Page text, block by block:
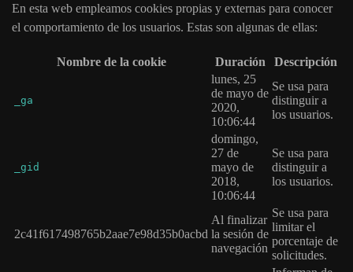
En esta web empleamos cookies propias y externas para conocer
el comportamiento de los usuarios. Estas son algunas de ellas:
Nombre de la cookie Duración Descripción
_ga
lunes, 25
de mayo de
2020,
10:06:44
Se usa para
distinguir a
los usuarios.
_gid
domingo,
27 de
mayo de
2018,
10:06:44
Se usa para
distinguir a
los usuarios.
2c41f617498765b2aae7e98d35b0acbd
Al finalizar
la sesión de
navegación
Se usa para
limitar el
porcentaje de
solicitudes.